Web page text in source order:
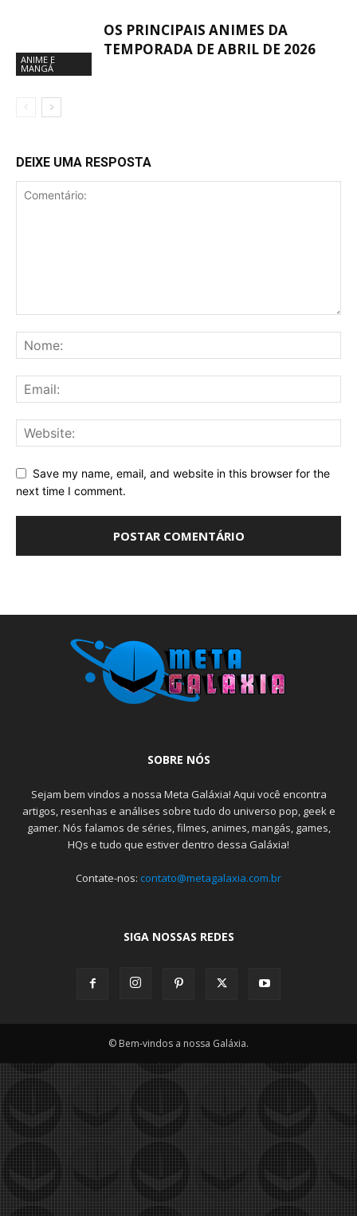
ANIME E
MANGÁ
OS PRINCIPAIS ANIMES DA
TEMPORADA DE ABRIL DE 2026
DEIXE UMA RESPOSTA
Save my name, email, and website in this browser for the
next time I comment.
SOBRE NÓS
Sejam bem vindos a nossa Meta Galáxia! Aqui você encontra
artigos, resenhas e análises sobre tudo do universo pop, geek e
gamer. Nós falamos de séries, filmes, animes, mangás, games,
HQs e tudo que estiver dentro dessa Galáxia!
Contate-nos: contato@metagalaxia.com.br
SIGA NOSSAS REDES
© Bem-vindos a nossa Galáxia.